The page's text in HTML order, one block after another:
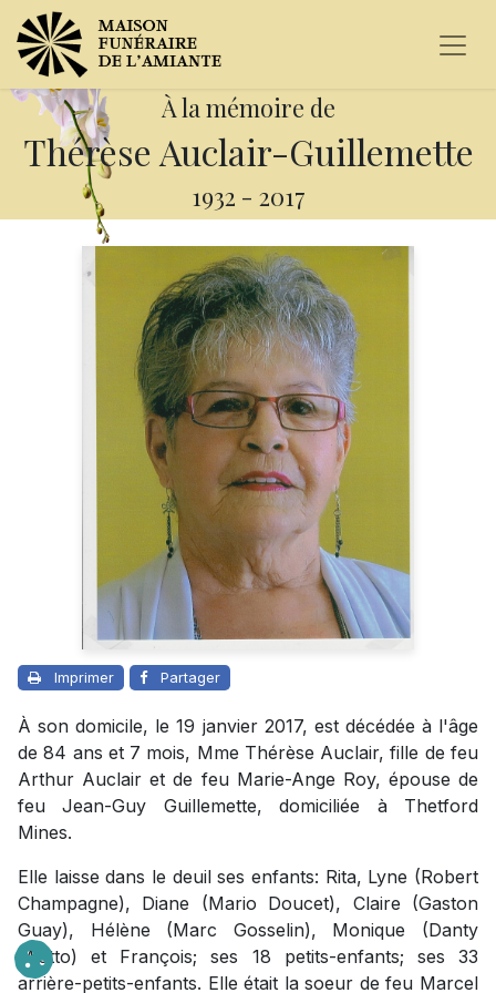
À la mémoire de
Thérèse Auclair-Guillemette
1932 - 2017
Imprimer Partager
À son domicile, le 19 janvier 2017, est décédée à l'âge
de 84 ans et 7 mois, Mme Thérèse Auclair, fille de feu
Arthur Auclair et de feu Marie-Ange Roy, épouse de
feu Jean-Guy Guillemette, domiciliée à Thetford
Mines.
Elle laisse dans le deuil ses enfants: Rita, Lyne (Robert
Champagne), Diane (Mario Doucet), Claire (Gaston
Guay), Hélène (Marc Gosselin), Monique (Danty
Miotto) et François; ses 18 petits-enfants; ses 33
arrière-petits-enfants. Elle était la soeur de feu Marcel